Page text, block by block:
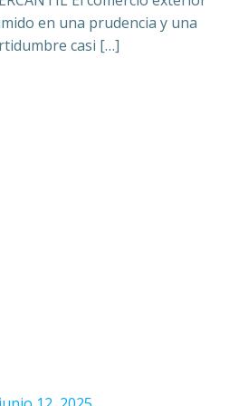
en una prudencia y una
casi […]